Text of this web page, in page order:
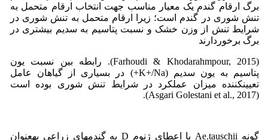
برگ ارقام گندم یک معیار مناسب جهت انتخاب ارقام متحمل به
تنش شوری در گندم است؛ زیرا ارقام متحمل به تنش شوری در
شرایط تنش از وزن خشک و نسبت پتاسیم به سدیم بیشتری در
برگ برخوردارند
(Farhoudi & Khodarahmpour, 2015). رابطه بین نسبت یون
پتاسیم به یون سدیم (K+/Na+) در بسیاری از گیاهان عامل
تعیینکننده میزان عملکرد در شرایط تنش شوری بوده است
(Asgari Golestani et al., 2017).
گونه Ae.tauschii با اعطای ژنوم D به گندمهای زراعی بهعنوان